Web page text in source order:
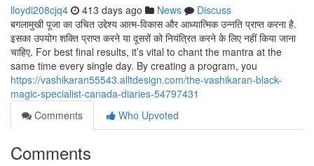
lloydi208cjq4 413 days ago News
Discuss
बगलामुखी पूजा का उचित उद्देश्य आत्म-विकास और आध्यात्मिक उन्नति प्राप्त करना है.
इसका उपयोग शक्ति प्राप्त करने या दूसरों को नियंत्रित करने के लिए नहीं किया जाना
चाहिए. For best final results, it’s vital to chant the mantra at the
same time every single day. By creating a program, you
https://vashikaran55543.alltdesign.com/the-vashikaran-black-
magic-specialist-canada-diaries-54797431
Comments
Who Upvoted
Comments